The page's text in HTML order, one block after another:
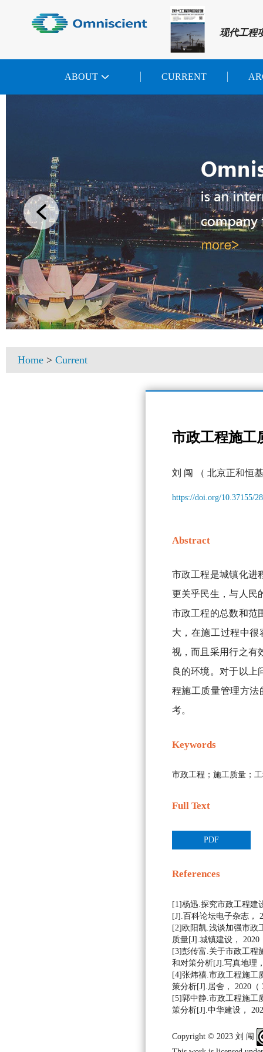
现代工程
ABOUT CURRENT
Home > Current
市政工程施工
刘 闯 （ 北京正和恒
https://doi.org/10.37155/
Abstract
市政工程是城镇化进
更关乎民生，与人民
市政工程的总数和范
大，在施工过程中
视，而且采用行之有
良的环境。对于以上
程施工质量管理方
考。
Keywords
市政工程；施工质量；
Full Text
PDF
References
[1]杨迅.探究市政工程建
[J].百科论坛电子杂志，
[2]欧阳凯.浅谈加强市政
质量[J].城镇建设， 2020
[3]彭传富.关于市政工程
和对策分析[J].写真地理
[4]张炜禧.市政工程施工
策分析[J].居舍， 2020（
[5]郭中静.市政工程施工
策分析[J].中华建设，
Copyright © 2023 刘 闯